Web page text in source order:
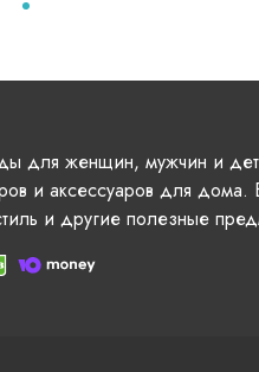
для женщин, мужчин и
и аксессуаров для дома.
и другие полезные